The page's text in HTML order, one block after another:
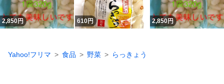
2,850円 610円 2,850円
Yahoo!フリマ 食品 野菜 らっきょう